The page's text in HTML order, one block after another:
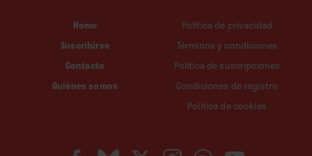
Home
Suscribirse
Contacto
Quiénes somos
Política de privacidad
Términos y condiciones
Política de suscripciones
Condiciones de registro
Política de cookies